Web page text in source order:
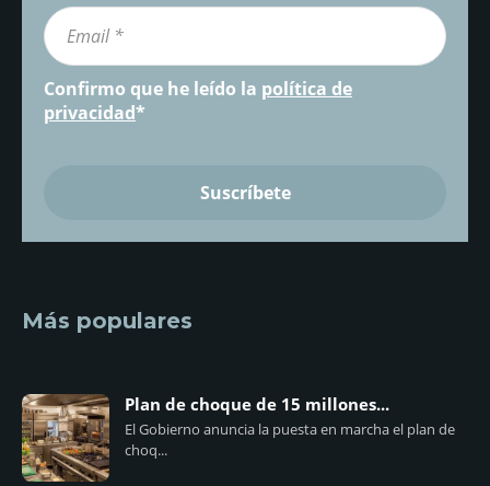
Confirmo que he leído la política de
privacidad*
Más populares
Plan de choque de 15 millones...
El Gobierno anuncia la puesta en marcha el plan de
choq...